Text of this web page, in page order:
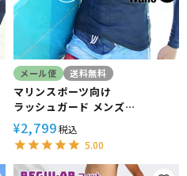
メール便 送料無料
マリンスポーツ向け
ラッシュガード メンズ
HeleiWaho ヘレイワホ 長袖
UPF50+ で UVカット 大きいサ
イズ 対応 サーフィン や ウェット
スーツ の インナー
¥2,799税込
5.00